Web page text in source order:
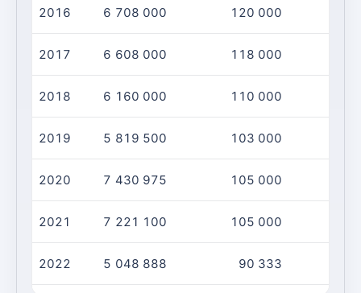
2016 6 708 000 120 000
2017 6 608 000 118 000
2018 6 160 000 110 000
2019 5 819 500 103 000
2020 7 430 975 105 000
2021 7 221 100 105 000
2022 5 048 888 90 333